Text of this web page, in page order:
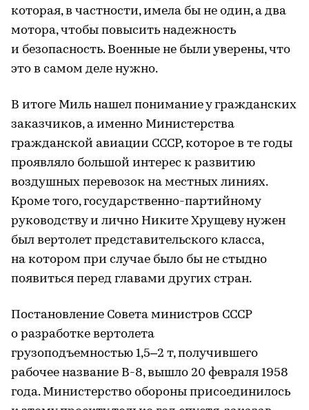
которая, в частности, имела бы не один, а два
мотора, чтобы повысить надежность
и безопасность. Военные не были уверены, что
это в самом деле нужно.
В итоге Миль нашел понимание у гражданских
заказчиков, а именно Министерства
гражданской авиации СССР, которое в те годы
проявляло большой интерес к развитию
воздушных перевозок на местных линиях.
Кроме того, государственно-партийному
руководству и лично Никите Хрущеву нужен
был вертолет представительского класса,
на котором при случае было бы не стыдно
появиться перед главами других стран.
Постановление Совета министров СССР
о разработке вертолета
грузоподъемностью 1,5–2 т, получившего
рабочее название В-8, вышло 20 февраля 1958
года. Министерство обороны присоединилось